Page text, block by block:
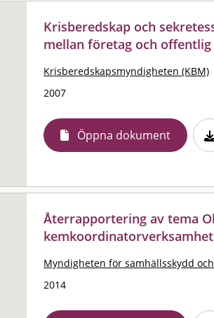
Krisberedskap och
mellan företag och
Krisberedskapsmyndigheten (KBM)
2007
Öppna dokument
Återrapportering av tema
kemkoordinatorverksamhet
Myndigheten för samhällsskydd
2014